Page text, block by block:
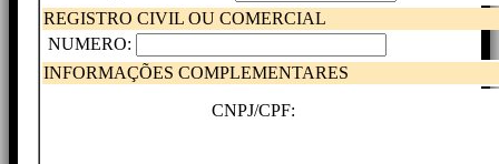
REGISTRO CIVIL OU COMERCIAL
NUMERO:
INFORMAÇÕES COMPLEMENTARES
CNPJ/CPF: